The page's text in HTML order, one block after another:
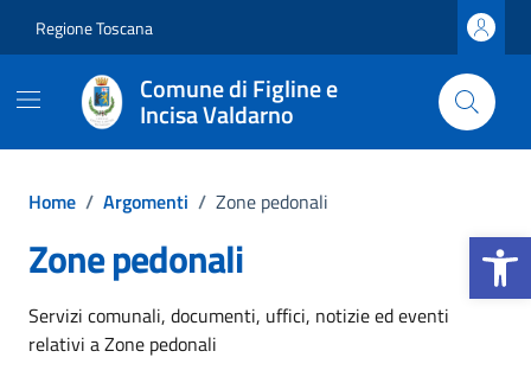
Apri la
Regione Toscana
Comune di Figline e
Incisa Valdarno
Home / Argomenti / Zone pedonali
Zone pedonali
Dettagli dell'argomento
Servizi comunali, documenti, uffici, notizie ed eventi
relativi a Zone pedonali